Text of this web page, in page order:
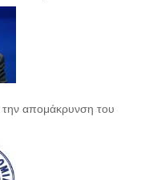
την απομάκρυνση του